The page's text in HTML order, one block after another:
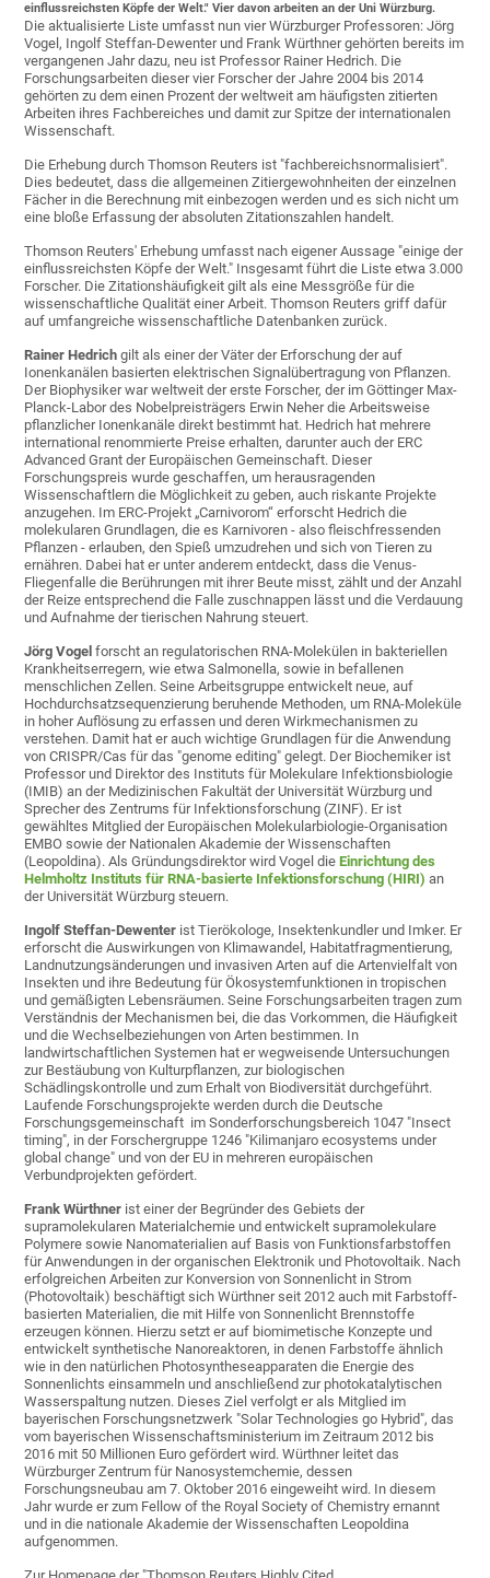
einflussreichsten Köpfe der Welt." Vier davon arbeiten an der Uni Würzburg.
Die aktualisierte Liste umfasst nun vier Würzburger Professoren: Jörg
Vogel, Ingolf Steffan-Dewenter und Frank Würthner gehörten bereits im
vergangenen Jahr dazu, neu ist Professor Rainer Hedrich. Die
Forschungsarbeiten dieser vier Forscher der Jahre 2004 bis 2014
gehörten zu dem einen Prozent der weltweit am häufigsten zitierten
Arbeiten ihres Fachbereiches und damit zur Spitze der internationalen
Wissenschaft.
Die Erhebung durch Thomson Reuters ist "fachbereichsnormalisiert".
Dies bedeutet, dass die allgemeinen Zitiergewohnheiten der einzelnen
Fächer in die Berechnung mit einbezogen werden und es sich nicht um
eine bloße Erfassung der absoluten Zitationszahlen handelt.
Thomson Reuters' Erhebung umfasst nach eigener Aussage "einige der
einflussreichsten Köpfe der Welt." Insgesamt führt die Liste etwa 3.000
Forscher. Die Zitationshäufigkeit gilt als eine Messgröße für die
wissenschaftliche Qualität einer Arbeit. Thomson Reuters griff dafür
auf umfangreiche wissenschaftliche Datenbanken zurück.
Rainer Hedrich gilt als einer der Väter der Erforschung der auf
Ionenkanälen basierten elektrischen Signalübertragung von Pflanzen.
Der Biophysiker war weltweit der erste Forscher, der im Göttinger Max-
Planck-Labor des Nobelpreisträgers Erwin Neher die Arbeitsweise
pflanzlicher Ionenkanäle direkt bestimmt hat. Hedrich hat mehrere
international renommierte Preise erhalten, darunter auch der ERC
Advanced Grant der Europäischen Gemeinschaft. Dieser
Forschungspreis wurde geschaffen, um herausragenden
Wissenschaftlern die Möglichkeit zu geben, auch riskante Projekte
anzugehen. Im ERC-Projekt „Carnivorom“ erforscht Hedrich die
molekularen Grundlagen, die es Karnivoren - also fleischfressenden
Pflanzen - erlauben, den Spieß umzudrehen und sich von Tieren zu
ernähren. Dabei hat er unter anderem entdeckt, dass die Venus-
Fliegenfalle die Berührungen mit ihrer Beute misst, zählt und der Anzahl
der Reize entsprechend die Falle zuschnappen lässt und die Verdauung
und Aufnahme der tierischen Nahrung steuert.
Jörg Vogel forscht an regulatorischen RNA-Molekülen in bakteriellen
Krankheitserregern, wie etwa Salmonella, sowie in befallenen
menschlichen Zellen. Seine Arbeitsgruppe entwickelt neue, auf
Hochdurchsatzsequenzierung beruhende Methoden, um RNA-Moleküle
in hoher Auflösung zu erfassen und deren Wirkmechanismen zu
verstehen. Damit hat er auch wichtige Grundlagen für die Anwendung
von CRISPR/Cas für das "genome editing" gelegt. Der Biochemiker ist
Professor und Direktor des Instituts für Molekulare Infektionsbiologie
(IMIB) an der Medizinischen Fakultät der Universität Würzburg und
Sprecher des Zentrums für Infektionsforschung (ZINF). Er ist
gewähltes Mitglied der Europäischen Molekularbiologie-Organisation
EMBO sowie der Nationalen Akademie der Wissenschaften
(Leopoldina). Als Gründungsdirektor wird Vogel dieEinrichtung des
Helmholtz Instituts für RNA-basierte Infektionsforschung (HIRI)an
der Universität Würzburg steuern.
Ingolf Steffan-Dewenter ist Tierökologe, Insektenkundler und Imker. Er
erforscht die Auswirkungen von Klimawandel, Habitatfragmentierung,
Landnutzungsänderungen und invasiven Arten auf die Artenvielfalt von
Insekten und ihre Bedeutung für Ökosystemfunktionen in tropischen
und gemäßigten Lebensräumen. Seine Forschungsarbeiten tragen zum
Verständnis der Mechanismen bei, die das Vorkommen, die Häufigkeit
und die Wechselbeziehungen von Arten bestimmen. In
landwirtschaftlichen Systemen hat er wegweisende Untersuchungen
zur Bestäubung von Kulturpflanzen, zur biologischen
Schädlingskontrolle und zum Erhalt von Biodiversität durchgeführt.
Laufende Forschungsprojekte werden durch die Deutsche
Forschungsgemeinschaft im Sonderforschungsbereich 1047 "Insect
timing", in der Forschergruppe 1246 "Kilimanjaro ecosystems under
global change" und von der EU in mehreren europäischen
Verbundprojekten gefördert.
Frank Würthner ist einer der Begründer des Gebiets der
supramolekularen Materialchemie und entwickelt supramolekulare
Polymere sowie Nanomaterialien auf Basis von Funktionsfarbstoffen
für Anwendungen in der organischen Elektronik und Photovoltaik. Nach
erfolgreichen Arbeiten zur Konversion von Sonnenlicht in Strom
(Photovoltaik) beschäftigt sich Würthner seit 2012 auch mit Farbstoff-
basierten Materialien, die mit Hilfe von Sonnenlicht Brennstoffe
erzeugen können. Hierzu setzt er auf biomimetische Konzepte und
entwickelt synthetische Nanoreaktoren, in denen Farbstoffe ähnlich
wie in den natürlichen Photosyntheseapparaten die Energie des
Sonnenlichts einsammeln und anschließend zur photokatalytischen
Wasserspaltung nutzen. Dieses Ziel verfolgt er als Mitglied im
bayerischen Forschungsnetzwerk "Solar Technologies go Hybrid", das
vom bayerischen Wissenschaftsministerium im Zeitraum 2012 bis
2016 mit 50 Millionen Euro gefördert wird. Würthner leitet das
Würzburger Zentrum für Nanosystemchemie, dessen
Forschungsneubau am 7. Oktober 2016 eingeweiht wird. In diesem
Jahr wurde er zum Fellow of the Royal Society of Chemistry ernannt
und in die nationale Akademie der Wissenschaften Leopoldina
aufgenommen.